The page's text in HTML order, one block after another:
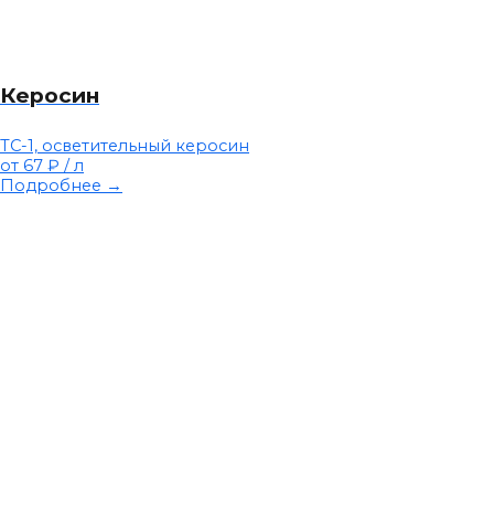
Керосин
ТС-1, осветительный керосин
от 67 ₽ / л
Подробнее →